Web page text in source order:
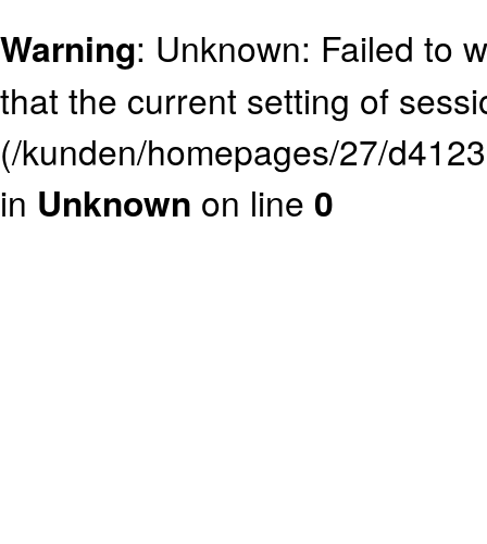
Warning: Unknown: Failed to
that the current setting of
(/kunden/homepages/27/
in Unknown on line 0